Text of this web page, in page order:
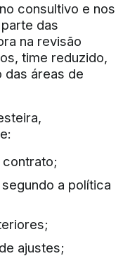
consultivo e nos
das
na revisão
time reduzido,
áreas de
contrato;
a política
ajustes;